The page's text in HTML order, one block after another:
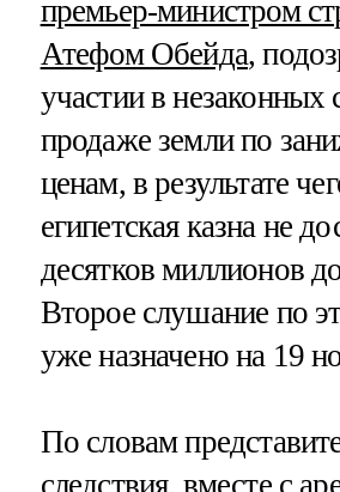
премьер-министром
Атефом Обейда,
участии в незаконных
продаже земли по
ценам, в результате
египетская казна не
десятков миллионов
Второе слушание по
уже назначено на 19
По словам
следствия, вместе с